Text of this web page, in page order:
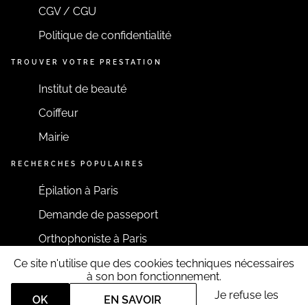
CGV / CGU
Politique de confidentialité
TROUVER VOTRE PRESTATION
Institut de beauté
Coiffeur
Mairie
RECHERCHES POPULAIRES
Épilation à Paris
Demande de passeport
Orthophoniste à Paris
RESTONS CONNECTÉS
Ce site n'utilise que des cookies techniques nécessaires
à son bon fonctionnement.
OK
EN SAVOIR Je refuse les